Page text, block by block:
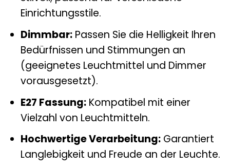
Einrichtungsstile.
Dimmbar:Passen Sie die Helligkeit Ihren
Bedürfnissen und Stimmungen an
(geeignetes Leuchtmittel und Dimmer
vorausgesetzt).
E27 Fassung:Kompatibel mit einer
Vielzahl von Leuchtmitteln.
Hochwertige Verarbeitung:Garantiert
Langlebigkeit und Freude an der Leuchte.